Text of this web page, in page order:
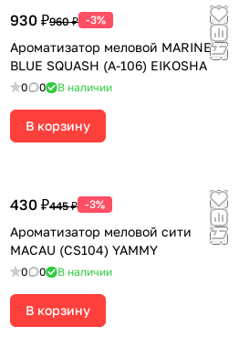
930 ₽960 ₽ -3%
Ароматизатор меловой MARINE
BLUE SQUASH (A-106) EIKOSHA
0 0 В наличии
В корзину
430 ₽445 ₽ -3%
Ароматизатор меловой сити
MACAU (CS104) YAMMY
0 0 В наличии
В корзину